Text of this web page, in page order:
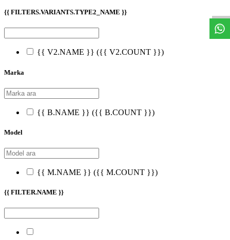
{{ FILTERS.VARIANTS.TYPE2_NAME }}
{{ V2.NAME }} ({{ V2.COUNT }})
Marka
{{ B.NAME }} ({{ B.COUNT }})
Model
{{ M.NAME }} ({{ M.COUNT }})
{{ FILTER.NAME }}